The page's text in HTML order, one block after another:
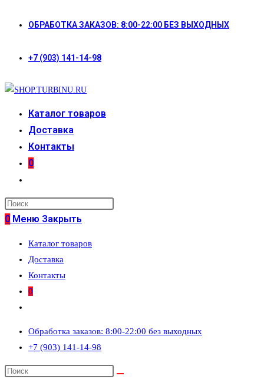
ОБРАБОТКА ЗАКАЗОВ: 8:00-22:00 БЕЗ ВЫХОДНЫХ
+7 (903) 141-14-98
Каталог товаров
Доставка
Контакты
0
поиск
по
сайту
0 Меню Закрыть
Каталог товаров
Доставка
Контакты
0
по
веб-
сайту
Обработка заказов: 8:00-22:00 без выходных
+7 (903) 141-14-98